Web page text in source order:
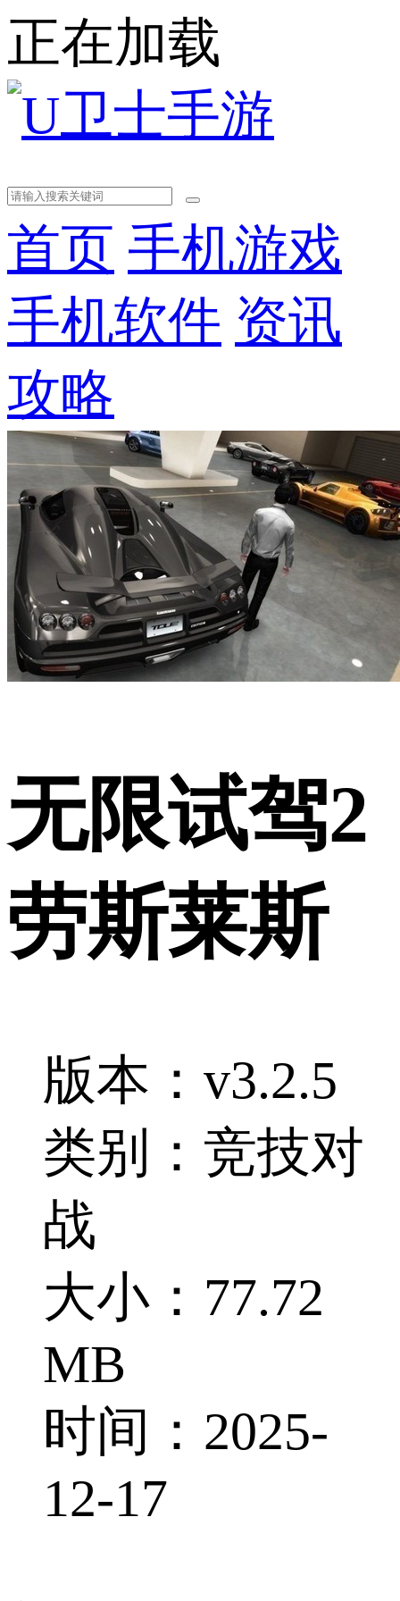
正在加载
首页 手机游戏
手机软件 资讯
攻略
无限试驾2
劳斯莱斯
版本：v3.2.5
类别：竞技对
战
大小：77.72
MB
时间：2025-
12-17